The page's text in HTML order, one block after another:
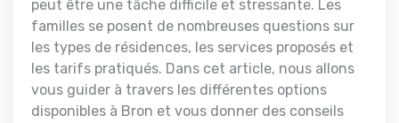
peut être une tâche difficile et stressante. Les
familles se posent de nombreuses questions sur
les types de résidences, les services proposés et
les tarifs pratiqués. Dans cet article, nous allons
vous guider à travers les différentes options
disponibles à Bron et vous donner des conseils